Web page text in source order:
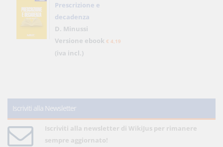
Prescrizione e
decadenza
D. Minussi
Versione ebook € 4,19
(iva incl.)
Iscriviti alla Newsletter
Iscriviti alla newsletter di WikiJus per rimanere
sempre aggiornato!